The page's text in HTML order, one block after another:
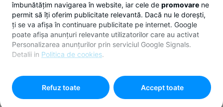
Responsible Disclosure Policy.
Made by with
îmbunătățim navigarea în website, iar cele de promovare ne
permit să îți oferim publicitate relevantă. Dacă nu le dorești,
ți se va afișa în continuare publicitate pe internet. Google
poate afișa anunțuri relevante utilizatorilor care au activat
Personalizarea anunțurilor prin serviciul Google Signals.
Detalii in Politica de cookies.
cookies
Refuz toate Accept toate